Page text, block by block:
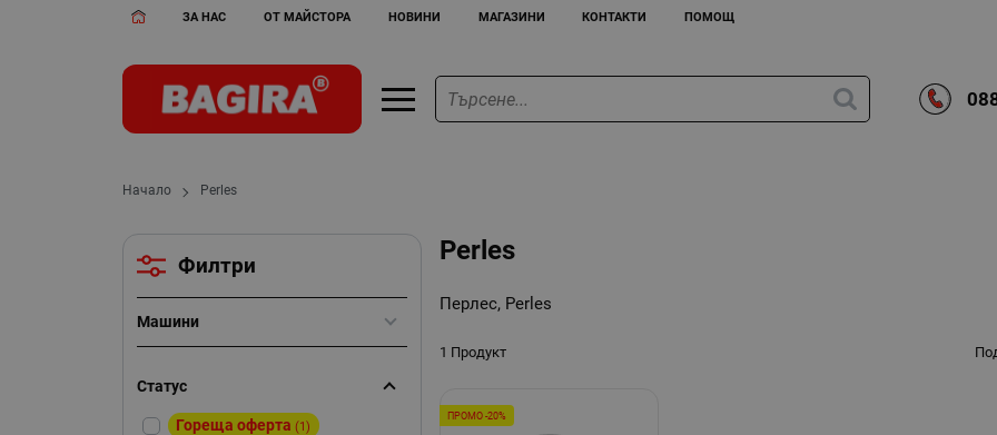
ЗА НАС ОТ МАЙСТОРА НОВИНИ МАГАЗИНИ КОНТАКТИ ПОМОЩ
Начало Perles
Perles
Перлес, Perles
1 Продукт
ПРОМО -20%
Филтри
Машини
Статус
Гореща оферта (1)